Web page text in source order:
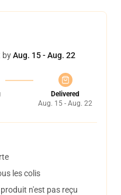
byAug. 15 - Aug. 22
Delivered
Aug. 15 - Aug. 22
les colis
n'est pas reçu